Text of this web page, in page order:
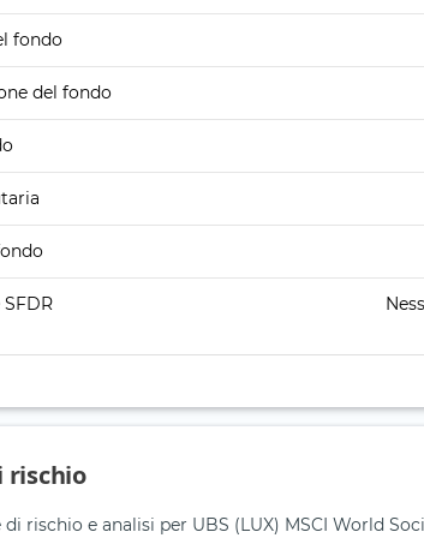
fondo
del fondo
rischio
rischio e analisi per UBS (LUX) MSCI World